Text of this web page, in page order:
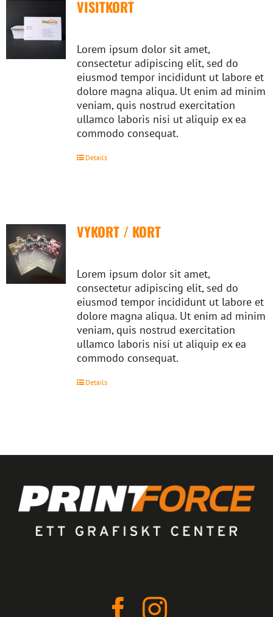
VISITKORT
Lorem ipsum dolor sit amet,
consectetur adipiscing elit, sed do
eiusmod tempor incididunt ut labore et
dolore magna aliqua. Ut enim ad minim
veniam, quis nostrud exercitation
ullamco laboris nisi ut aliquip ex ea
commodo consequat.
Details
VYKORT / KORT
Lorem ipsum dolor sit amet,
consectetur adipiscing elit, sed do
eiusmod tempor incididunt ut labore et
dolore magna aliqua. Ut enim ad minim
veniam, quis nostrud exercitation
ullamco laboris nisi ut aliquip ex ea
commodo consequat.
Details